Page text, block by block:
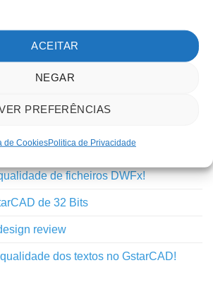
ACEITAR
NEGAR
PREFERÊNCIAS
de CookiesPolitica de Privacidade
2025 – Python API
de ficheiros DWFx!
de 32 Bits
review
dos textos no GstarCAD!